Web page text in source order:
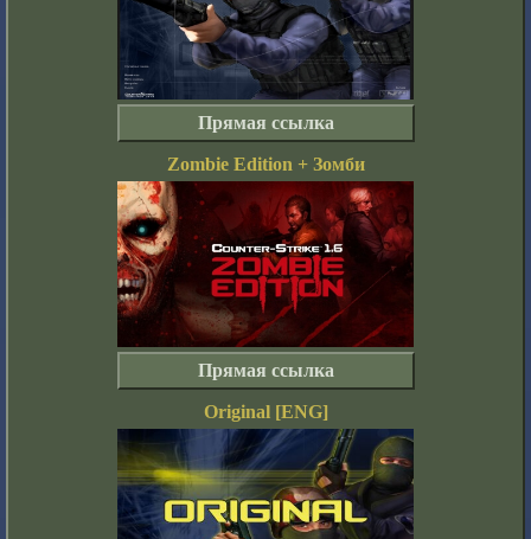
Прямая ссылка
Zombie Edition + Зомби
Прямая ссылка
Original [ENG]